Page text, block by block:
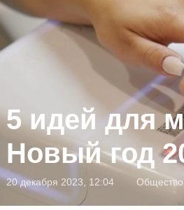
5 идей для
Новый год
20 декабря 2023, 12:04 Общество